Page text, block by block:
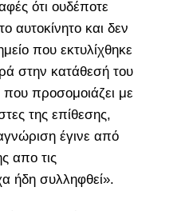
ότι ουδέποτε
αυτοκίνητο και δεν
που εκτυλίχθηκε
στην κατάθεσή του
προσομοιάζει με
της επίθεσης,
έγινε από
απο τις
ήδη συλληφθεί».